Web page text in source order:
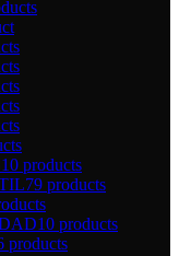
10 products
79 products
10 products
products